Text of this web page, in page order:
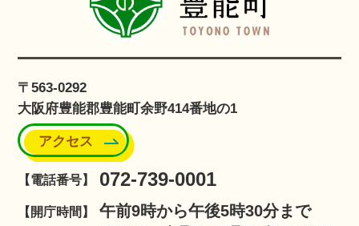
〒563-0292
大阪府豊能郡豊能町余野414番地の1
アクセス
【電話番号】 072-739-0001
【開庁時間】 午前9時から午後5時30分まで